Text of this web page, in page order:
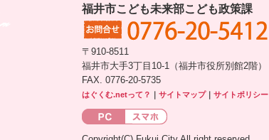
福井市こども未来部こども政策課
〒910-8511
福井市大手3丁目10-1（福井市役所別館2階）
FAX. 0776-20-5735
はぐくむ.netって？ サイトマップ｜ サイトポリシー